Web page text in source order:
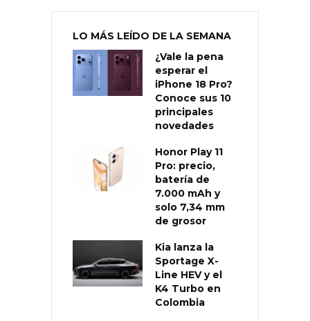
LO MÁS LEÍDO DE LA SEMANA
¿Vale la pena
esperar el
iPhone 18 Pro?
Conoce sus 10
principales
novedades
Honor Play 11
Pro: precio,
batería de
7.000 mAh y
solo 7,34 mm
de grosor
Kia lanza la
Sportage X-
Line HEV y el
K4 Turbo en
Colombia